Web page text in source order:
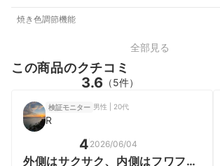
焼き色調節機能
全部見る
この商品のクチコミ
3.6 （5件）
検証モニター 男性 | 20代
R
4 2026/06/04
外側はサクサク、内側はフワフワ